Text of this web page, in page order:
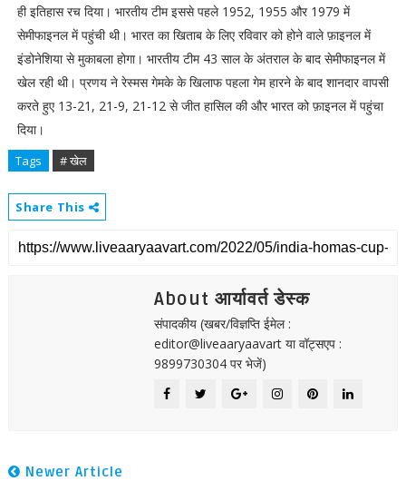
ही इतिहास रच दिया। भारतीय टीम इससे पहले 1952, 1955 और 1979 में
सेमीफाइनल में पहुंची थी। भारत का खिताब के लिए रविवार को होने वाले फ़ाइनल में
इंडोनेशिया से मुकाबला होगा। भारतीय टीम 43 साल के अंतराल के बाद सेमीफाइनल में
खेल रही थी। प्रणय ने रेस्मस गेमके के खिलाफ पहला गेम हारने के बाद शानदार वापसी
करते हुए 13-21, 21-9, 21-12 से जीत हासिल की और भारत को फ़ाइनल में पहुंचा
दिया।
Tags # खेल
Share This
About आर्यावर्त डेस्क
संपादकीय (खबर/विज्ञप्ति ईमेल :
editor@liveaaryaavart या वॉट्सएप :
9899730304 पर भेजें)
Newer Article